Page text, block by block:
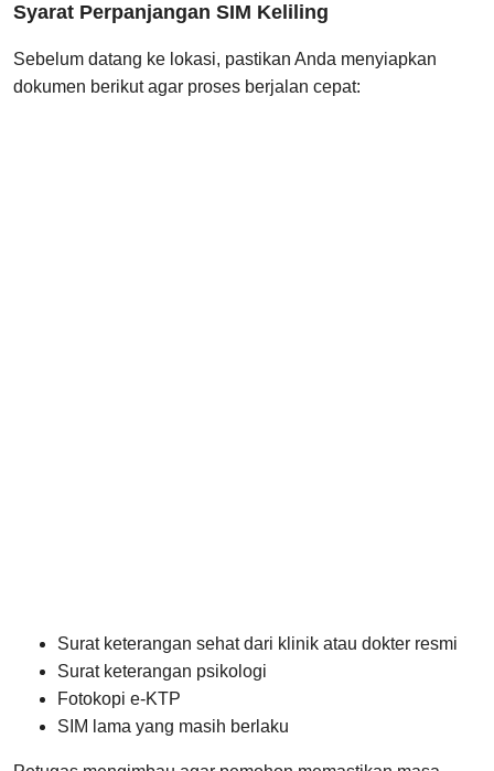
Syarat Perpanjangan SIM Keliling
Sebelum datang ke lokasi, pastikan Anda menyiapkan
dokumen berikut agar proses berjalan cepat:
Surat keterangan sehat dari klinik atau dokter resmi
Surat keterangan psikologi
Fotokopi e-KTP
SIM lama yang masih berlaku